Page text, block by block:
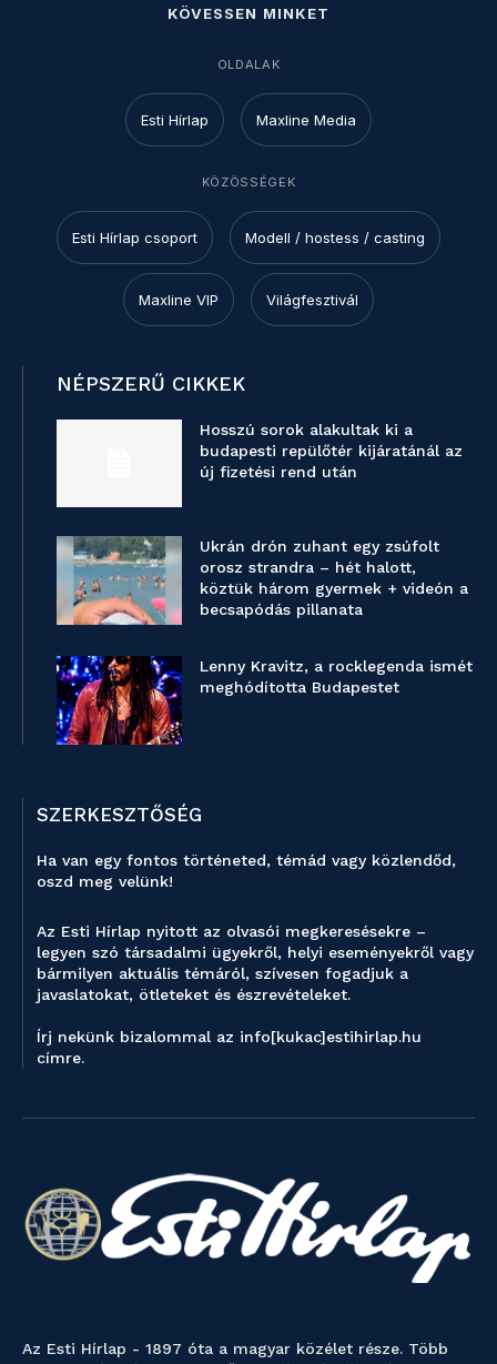
KÖVESSEN MINKET
OLDALAK
Esti Hírlap Maxline Media
KÖZÖSSÉGEK
Esti Hírlap csoport Modell / hostess / casting
Maxline VIP Világfesztivál
NÉPSZERŰ CIKKEK
Hosszú sorok alakultak ki a
budapesti repülőtér kijáratánál az
új fizetési rend után
Ukrán drón zuhant egy zsúfolt
orosz strandra – hét halott,
köztük három gyermek + videón a
becsapódás pillanata
Lenny Kravitz, a rocklegenda ismét
meghódította Budapestet
SZERKESZTŐSÉG
Ha van egy fontos történeted, témád vagy közlendőd,
oszd meg velünk!
Az Esti Hírlap nyitott az olvasói megkeresésekre –
legyen szó társadalmi ügyekről, helyi eseményekről vagy
bármilyen aktuális témáról, szívesen fogadjuk a
javaslatokat, ötleteket és észrevételeket.
Írj nekünk bizalommal az info[kukac]estihirlap.hu
címre.
Az Esti Hírlap - 1897 óta a magyar közélet része. Több